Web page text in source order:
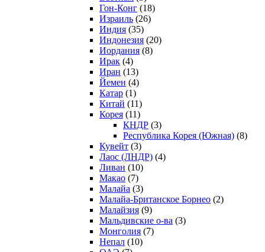
Гон-Конг (18)
Израиль (26)
Индия (35)
Индонезия (20)
Иордания (8)
Ирак (4)
Иран (13)
Йемен (4)
Катар (1)
Китай (11)
Корея (11)
КНДР (3)
Республика Корея (Южная) (8)
Кувейт (3)
Лаос (ЛНДР) (4)
Ливан (10)
Макао (7)
Малайа (3)
Малайа-Британское Борнео (2)
Малайзия (9)
Мальдивские о-ва (3)
Монголия (7)
Непал (10)